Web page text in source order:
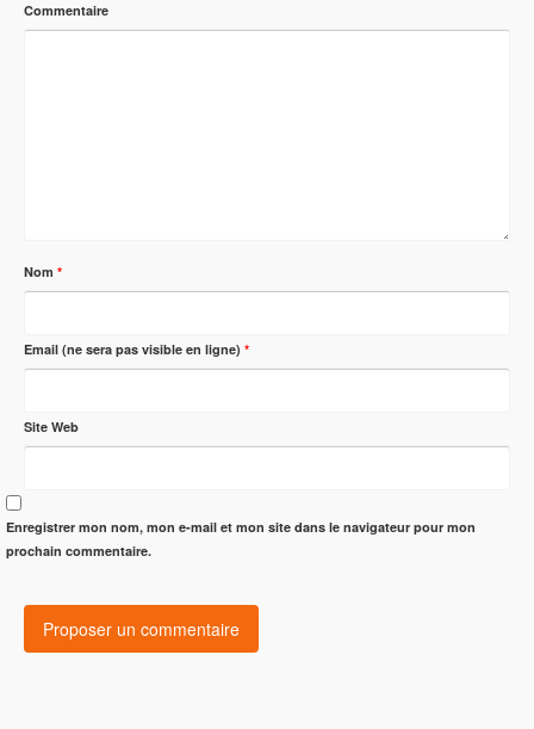
Commentaire
Nom *
Email (ne sera pas visible en ligne) *
Site Web
Enregistrer mon nom, mon e-mail et mon site dans le navigateur pour mon
prochain commentaire.